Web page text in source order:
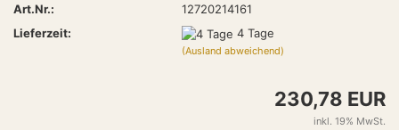
Art.Nr.:
12720214161
Lieferzeit:
4 Tage
(Ausland abweichend)
230,78 EUR
inkl. 19% MwSt.